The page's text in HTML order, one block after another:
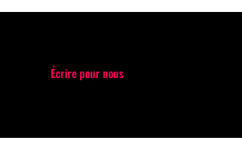
Écrire pour nous